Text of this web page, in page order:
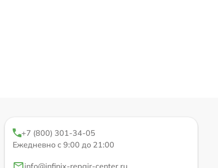
+7 (800) 301-34-05
Ежедневно с 9:00 до 21:00
info@infinix-repair-center.ru